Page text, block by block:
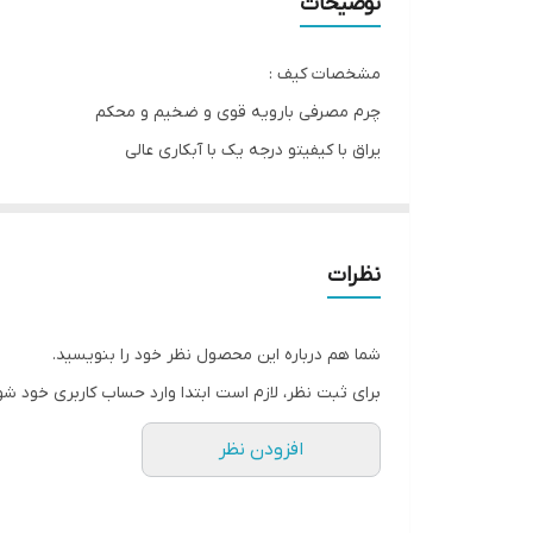
مشخصات کیف :
چرم مصرفی بارویه قوی و ضخیم و محکم
یراق با کیفیتو درجه یک با آبکاری عالی
چوب سه میل درجه یک تایلندی
آسترپارچه ای درجه یک
نظرات
شما هم درباره این محصول نظر خود را بنویسید.
برای ثبت نظر، لازم است ابتدا وارد حساب کاربری خود
افزودن نظر